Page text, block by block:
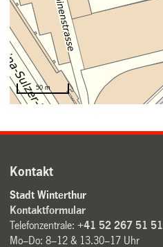
Kontakt
Stadt Winterthur
Kontaktformular
Telefonzentrale:+41 52 267 51 51
Mo–Do: 8–12 & 13.30–17 Uhr